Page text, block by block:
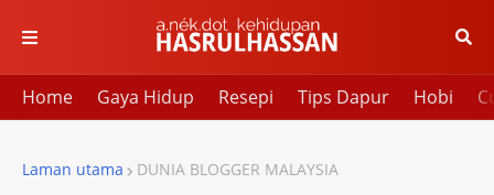
Home Gaya Hidup Resepi Tips Dapur Hobi
Laman utama DUNIA BLOGGER MALAYSIA